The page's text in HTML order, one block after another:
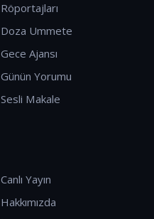
Röportajları
Doza Ummete
Gece Ajansı
Günün Yorumu
Sesli Makale
Canlı Yayın
Hakkımızda